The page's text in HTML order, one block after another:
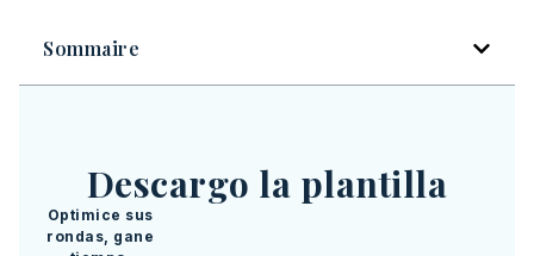
Sommaire
Descargo la plantilla
Optimice sus
rondas, gane